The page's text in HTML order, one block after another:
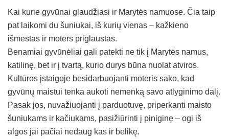
Kai kurie gyvūnai glaudžiasi ir Marytės namuose. Čia taip
pat laikomi du šuniukai, iš kurių vienas – kažkieno
išmestas ir moters priglaustas.
Benamiai gyvūnėliai gali patekti ne tik į Marytės namus,
katilinę, bet ir į tvartą, kurio durys būna nuolat atviros.
Kultūros įstaigoje besidarbuojanti moteris sako, kad
gyvūnų maistui tenka aukoti nemenką savo atlyginimo dalį.
Pasak jos, nuvažiuojanti į parduotuvę, priperkanti maisto
šuniukams ir kačiukams, pasižiūrinti į piniginę – ogi iš
algos jai pačiai nedaug kas ir belikę.